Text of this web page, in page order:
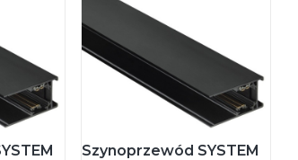
Szynoprzewód SYSTEM